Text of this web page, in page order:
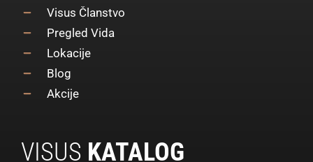
Visus Članstvo
Pregled Vida
Lokacije
Blog
Akcije
VISUS KATALOG